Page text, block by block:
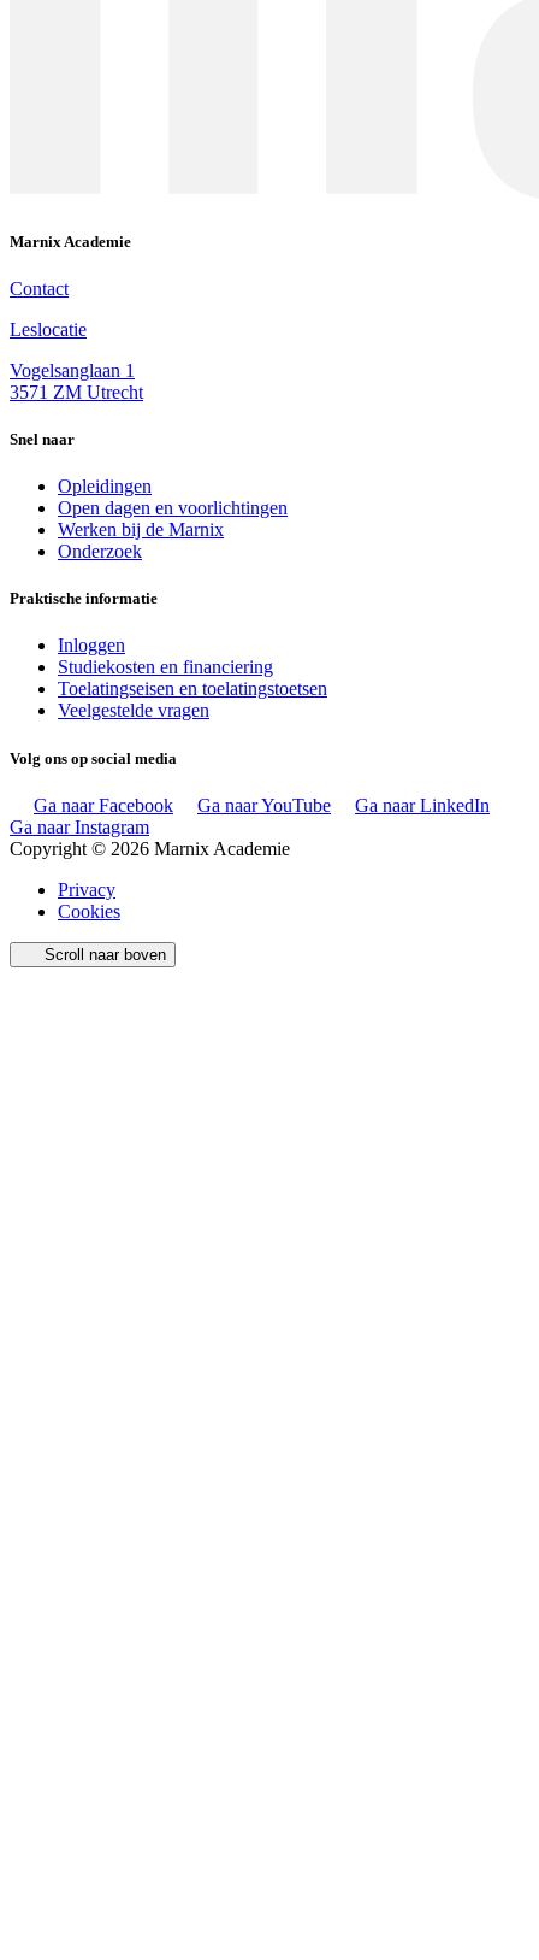
Marnix Academie
Contact
Leslocatie
Vogelsanglaan 1
3571 ZM Utrecht
Snel naar
Opleidingen
Open dagen en voorlichtingen
Werken bij de Marnix
Onderzoek
Praktische informatie
Inloggen
Studiekosten en financiering
Toelatingseisen en toelatingstoetsen
Veelgestelde vragen
Volg ons op social media
Ga naar Facebook Ga naar YouTube
Ga naar LinkedIn
Ga naar Instagram
Copyright © 2026 Marnix Academie
Privacy
Cookies
Scroll naar boven